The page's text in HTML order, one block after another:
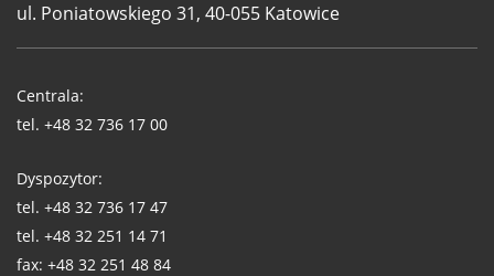
ul. Poniatowskiego 31, 40-055 Katowice
WUG
Centrala:
tel. +48 32 736 17 00
Dyspozytor:
tel. +48 32 736 17 47
tel. +48 32 251 14 71
fax: +48 32 251 48 84